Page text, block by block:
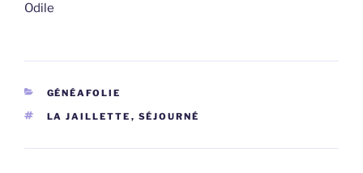
Odile
CATÉGORIES
GÉNÉAFOLIE
ÉTIQUETTES
LA JAILLETTE , SÉJOURNÉ